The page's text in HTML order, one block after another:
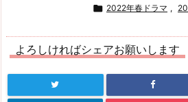
 2022年春ドラマ ,
よろしければシェアお願いします